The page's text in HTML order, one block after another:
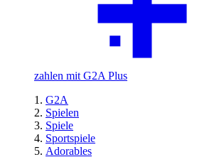
zahlen mit G2A Plus
G2A
Spielen
Spiele
Sportspiele
Adorables